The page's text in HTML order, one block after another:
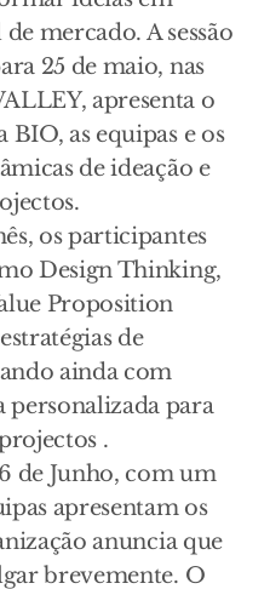
mercado. A sessão
25 de maio, nas
apresenta o
as equipas e os
de ideação e
os participantes
Design Thinking,
Proposition
de
ainda com
para
.
de Junho, com um
apresentam os
anuncia que
brevemente. O